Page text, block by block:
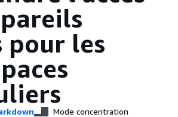
pour les
Mode concentration